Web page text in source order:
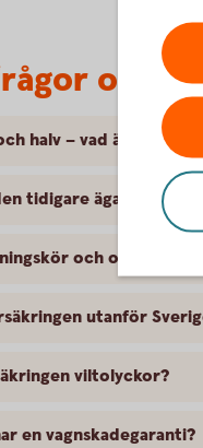
om
halv – vad är det för
tidigare ägarens
och olyckan är
utanför
viltolyckor?
en vagnskadegaranti?